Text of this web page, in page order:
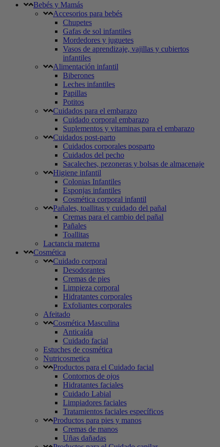
Bebés y Mamás
Accesorios para bebés
Chupetes
Gafas de sol infantiles
Mordedores y juguetes
Vasos de aprendizaje, vajillas y cubiertos
infantiles
Alimentación infantil
Biberones
Leches infantiles
Papillas
Potitos
Cuidados para el embarazo
Cuidado corporal embarazo
Suplementos y vitaminas para el embarazo
Cuidados post-parto
Cuidados corporales posparto
Cuidados del pecho
Sacaleches, pezoneras y bolsas de almacenaje
Higiene infantil
Colonias Infantiles
Esponjas infantiles
Cosmética corporal infantil
Pañales, toallitas y cuidado del pañal
Cremas para el cambio del pañal
Pañales
Toallitas
Lactancia materna
Cosmética
Cuidado corporal
Desodorantes
Cremas de pies
Limpieza corporal
Hidratantes corporales
Exfoliantes corporales
Afeitado
Cosmética Masculina
Anticaída
Cuidado facial
Estuches de cosmética
Nutricosmetica
Productos para el Cuidado facial
Contornos de ojos
Hidratantes faciales
Cuidado Labial
Limpiadores faciales
Tratamientos faciales específicos
Productos para pies y manos
Cremas de manos
Uñas dañadas